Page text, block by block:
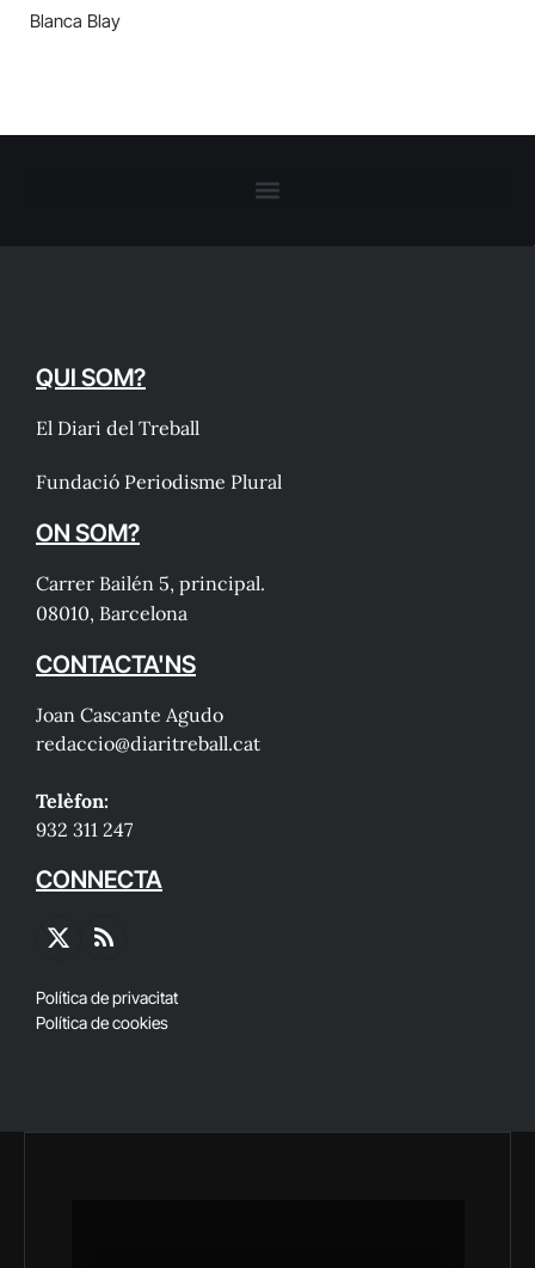
Blanca Blay
QUI SOM?
El Diari del Treball
Fundació Periodisme Plural
ON SOM?
Carrer Bailén 5, principal.
08010, Barcelona
CONTACTA'NS
Joan Cascante Agudo
redaccio@diaritreball.cat
Telèfon:
932 311 247
CONNECTA
X
RSS
Política de privacitat
Política de cookies